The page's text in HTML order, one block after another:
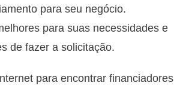
para seu negócio.
para suas necessidades e
de fazer a solicitação.
para encontrar financiadores